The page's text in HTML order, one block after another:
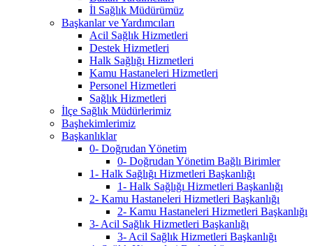
İl Sağlık Müdürümüz
Başkanlar ve Yardımcıları
Acil Sağlık Hizmetleri
Destek Hizmetleri
Halk Sağlığı Hizmetleri
Kamu Hastaneleri Hizmetleri
Personel Hizmetleri
Sağlık Hizmetleri
İlçe Sağlık Müdürlerimiz
Başhekimlerimiz
Başkanlıklar
0- Doğrudan Yönetim
0- Doğrudan Yönetim Bağlı Birimler
1- Halk Sağlığı Hizmetleri Başkanlığı
1- Halk Sağlığı Hizmetleri Başkanlığı
2- Kamu Hastaneleri Hizmetleri Başkanlığı
2- Kamu Hastaneleri Hizmetleri Başkanlığı
3- Acil Sağlık Hizmetleri Başkanlığı
3- Acil Sağlık Hizmetleri Başkanlığı